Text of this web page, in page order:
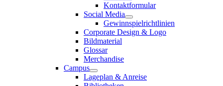
Kontaktformular
Social Media
Gewinnspielrichtlinien
Corporate Design & Logo
Bildmaterial
Glossar
Merchandise
Campus
Lageplan & Anreise